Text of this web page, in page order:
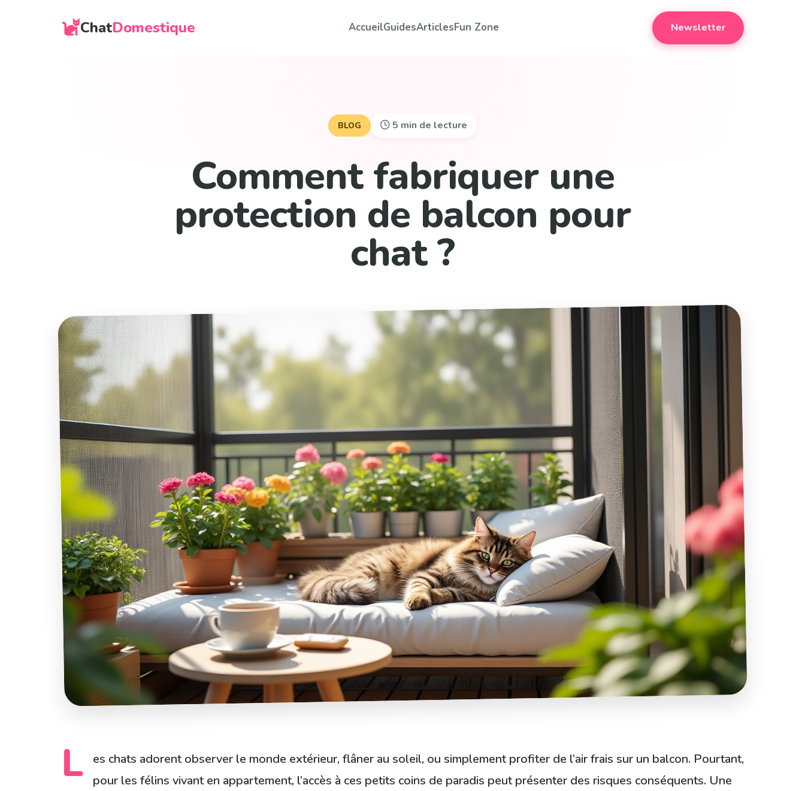
ChatDomestique AccueilGuidesArticlesFun Zone Newsletter
BLOG 5 min de lecture
Comment fabriquer une
protection de balcon pour
chat ?
L
es chats adorent observer le monde extérieur, flâner au soleil, ou simplement profiter de l’air frais sur un balcon. Pourtant,
pour les félins vivant en appartement, l’accès à ces petits coins de paradis peut présenter des risques conséquents. Une